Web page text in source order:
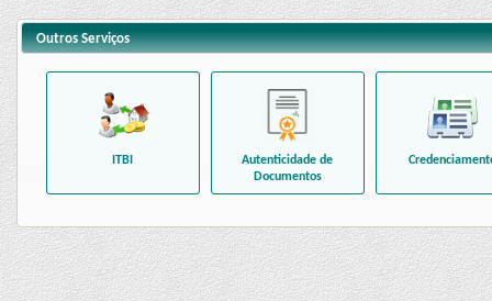
Outros Serviços
ITBI
Autenticidade de
Documentos